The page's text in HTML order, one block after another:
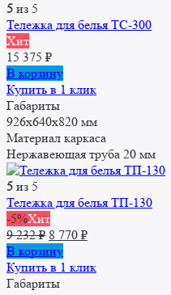
5 из 5
Тележка для белья ТС-300
Хит
15 375 ₽
В корзину
Купить в 1 клик
Габариты
926х640х820 мм
Материал каркаса
Нержавеющая труба 20 мм
5 из 5
Тележка для белья ТП-130
-5%Хит
9 232₽ Первоначальная
цена
составляла
9
8 770 ₽Текущая
8
В корзину
Купить в 1 клик
Габариты